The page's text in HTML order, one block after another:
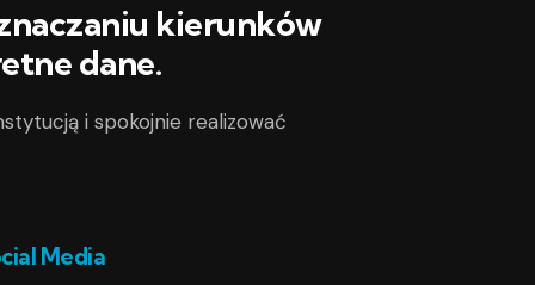
kierunków
dane.
i spokojnie realizować
Media